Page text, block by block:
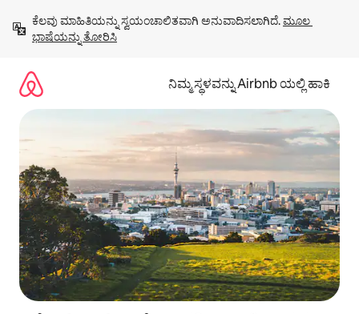
ಹೋಗಿ
ಕೆಲವು ಮಾಹಿತಿಯನ್ನು ಸ್ವಯಂಚಾಲಿತವಾಗಿ ಅನುವಾದಿಸಲಾಗಿದೆ. ಮೂಲ
ಭಾಷೆಯನ್ನು ತೋರಿಸಿ
ನಿಮ್ಮ ಸ್ಥಳವನ್ನು Airbnb ಯಲ್ಲಿ ಹಾಕಿ